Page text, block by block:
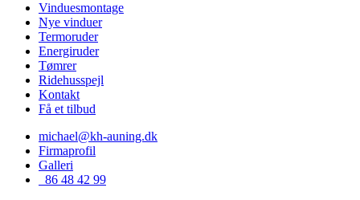
Vinduesmontage
Nye vinduer
Termoruder
Energiruder
Tømrer
Ridehusspejl
Kontakt
Få et tilbud
michael@kh-auning.dk
Firmaprofil
Galleri
86 48 42 99